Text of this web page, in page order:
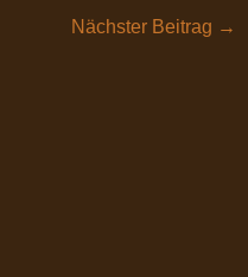
Nächster Beitrag →